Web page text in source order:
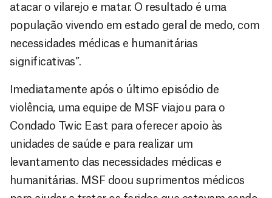
atacar o vilarejo e matar. O resultado é uma
população vivendo em estado geral de medo, com
necessidades médicas e humanitárias
significativas”.
Imediatamente após o último episódio de
violência, uma equipe de MSF viajou para o
Condado Twic East para oferecer apoio às
unidades de saúde e para realizar um
levantamento das necessidades médicas e
humanitárias. MSF doou suprimentos médicos